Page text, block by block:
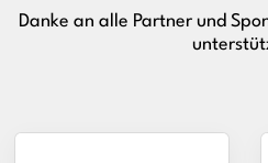
Danke an alle Partner und